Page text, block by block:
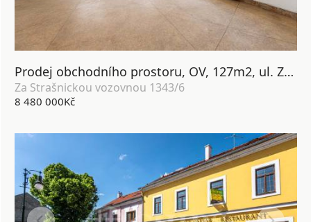
Prodej obchodního prostoru, OV, 127m2, ul. Za Strašnickou vozovnou 1343/6, Praha 10 - Strašnice
Za Strašnickou vozovnou 1343/6
8 480 000Kč